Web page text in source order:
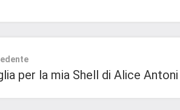
per la mia Shell di Alice Antoni